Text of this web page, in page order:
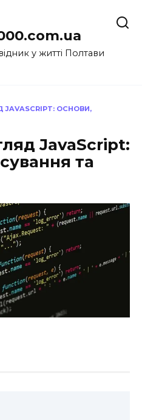
у житті Полтави
ОСНОВИ,
JavaScript:
та